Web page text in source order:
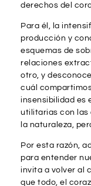
derechos del
Para él, la
producción y
esquemas de
relaciones
otro, y
cuál
insensibilidad es
utilitarias con las
la naturaleza,
Por esta razón,
para entender
invita a volver al
que todo, el